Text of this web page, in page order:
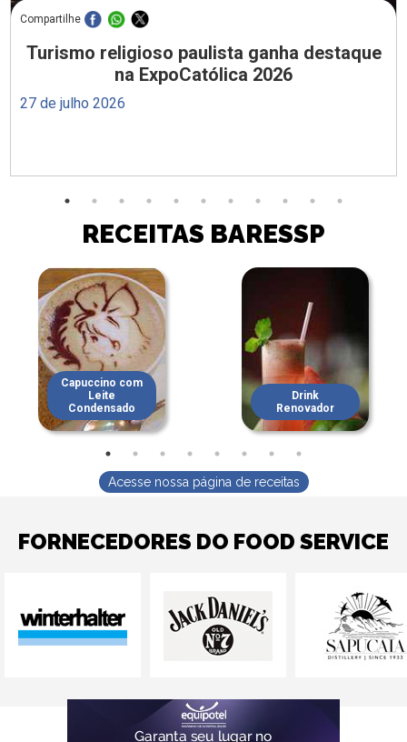
Compartilhe
Turismo religioso paulista ganha destaque
na ExpoCatólica 2026
27 de julho 2026
RECEITAS BARESSP
Capuccino com
Leite
Condensado
Drink
Renovador
Acesse nossa página de receitas
FORNECEDORES DO FOOD SERVICE